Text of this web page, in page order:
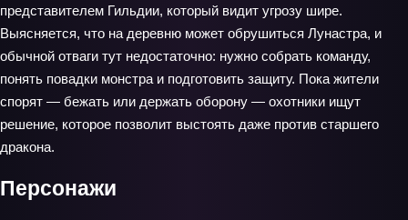
представителем Гильдии, который видит угрозу шире.
Выясняется, что на деревню может обрушиться Лунастра, и
обычной отваги тут недостаточно: нужно собрать команду,
понять повадки монстра и подготовить защиту. Пока жители
спорят — бежать или держать оборону — охотники ищут
решение, которое позволит выстоять даже против старшего
дракона.
Персонажи